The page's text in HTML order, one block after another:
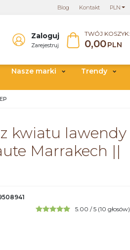
PLN
Blog Kontakt
Zaloguj
Zarejestruj
TWÓJ KOSZYK:
0,00PLN
Nasze marki
Trendy
kwiatu lawendy
Marrakech ||
5.00 /5 (10 głosów)